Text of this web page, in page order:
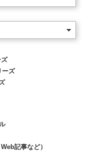
ーズ
記事など）